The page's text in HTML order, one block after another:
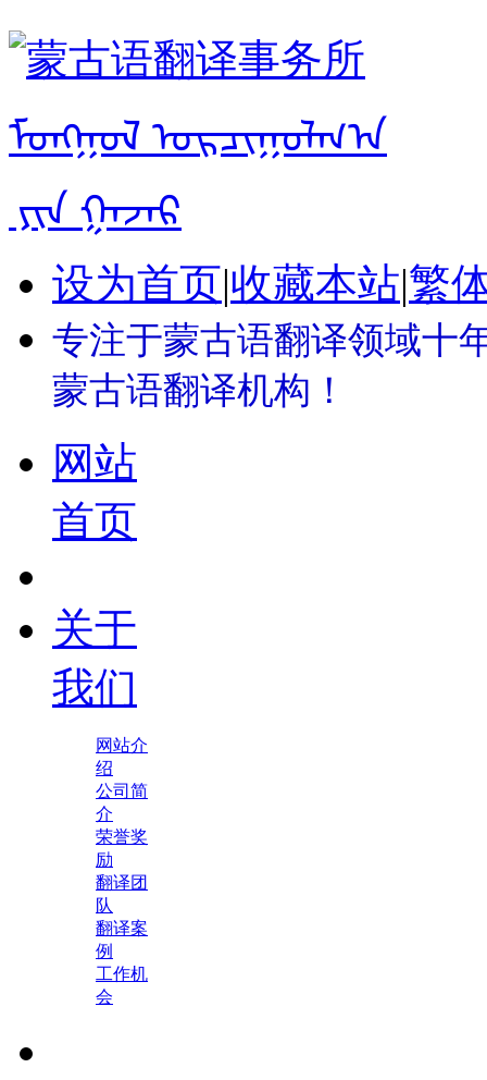
设为首页|收藏本站|繁
专注于蒙古语翻译领域十
蒙古语翻译机构！
网站
首页
关于
我们
网站介
绍
公司简
介
荣誉奖
励
翻译团
队
翻译案
例
工作机
会